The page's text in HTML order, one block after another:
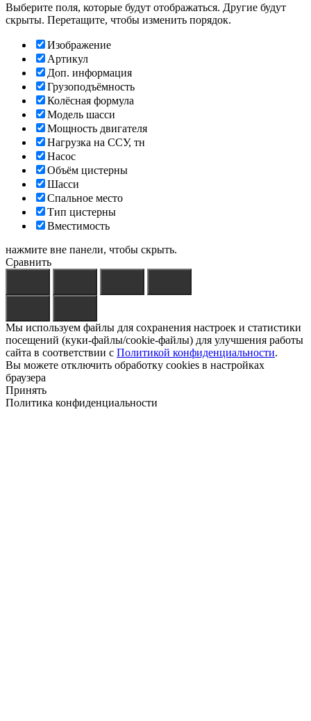
Выберите поля, которые будут отображаться. Другие будут
скрыты. Перетащите, чтобы изменить порядок.
Изображение
Артикул
Доп. информация
Грузоподъёмность
Колёсная формула
Модель шасси
Мощность двигателя
Нагрузка на ССУ, тн
Насос
Объём цистерны
Шасси
Спальное место
Тип цистерны
Вместимость
нажмите вне панели, чтобы скрыть.
Сравнить
Мы используем файлы для сохранения настроек и статистики
посещений (куки-файлы/cookie-файлы) для улучшения работы
сайта в соответствии с Политикой конфиденциальности.
Вы можете отключить обработку cookies в настройках
браузера
Принять
Политика конфиденциальности